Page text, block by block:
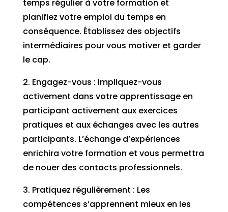
temps régulier à votre formation et
planifiez votre emploi du temps en
conséquence. Établissez des objectifs
intermédiaires pour vous motiver et garder
le cap.
2. Engagez-vous : Impliquez-vous
activement dans votre apprentissage en
participant activement aux exercices
pratiques et aux échanges avec les autres
participants. L’échange d’expériences
enrichira votre formation et vous permettra
de nouer des contacts professionnels.
3. Pratiquez régulièrement : Les
compétences s’apprennent mieux en les